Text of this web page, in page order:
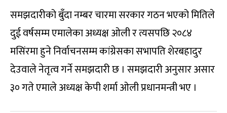
समझदारीको बुँदा नम्बर चारमा सरकार गठन भएको मितिले
दुई वर्षसम्म एमालेका अध्यक्ष ओली र त्यसपछि २०८४
मसिंरमा हुने निर्वाचनसम्म कांग्रेसका सभापति शेरबहादुर
देउवाले नेतृत्व गर्ने समझदारी छ । समझदारी अनुसार असार
३० गते एमाले अध्यक्ष केपी शर्मा ओली प्रधानमन्त्री भए ।